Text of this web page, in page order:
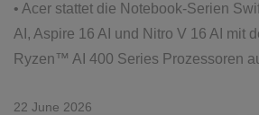
• Acer stattet die Notebook-Serien
AI, Aspire 16 AI und Nitro V 16 AI mit
Ryzen™ AI 400 Series Prozessoren
22 June 2026